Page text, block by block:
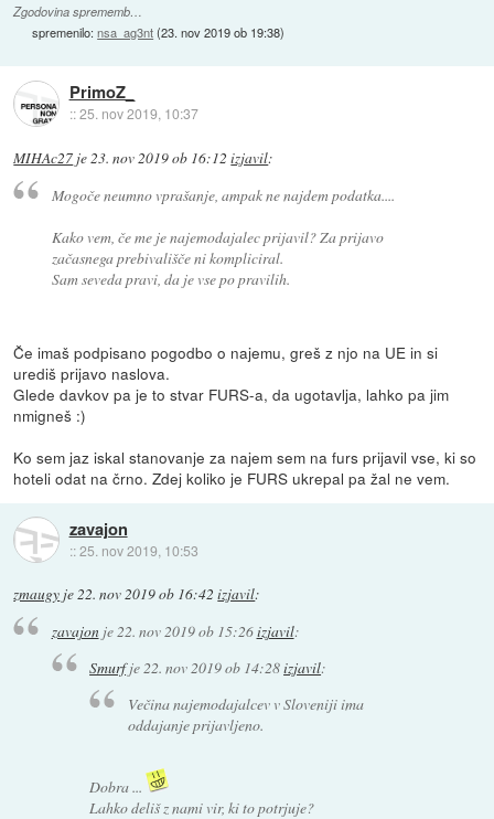
Zgodovina sprememb…
spremenilo:nsa_ag3nt(23. nov 2019 ob 19:38)
PrimoZ_
::25. nov 2019, 10:37
MIHAc27 je23. nov 2019 ob 16:12 izjavil:
Mogoče neumno vprašanje, ampak ne najdem podatka....
Kako vem, če me je najemodajalec prijavil? Za prijavo
začasnega prebivališče ni kompliciral.
Sam seveda pravi, da je vse po pravilih.
Če imaš podpisano pogodbo o najemu, greš z njo na UE in si
urediš prijavo naslova.
Glede davkov pa je to stvar FURS-a, da ugotavlja, lahko pa jim
nmigneš :)
Ko sem jaz iskal stanovanje za najem sem na furs prijavil vse, ki so
hoteli odat na črno. Zdej koliko je FURS ukrepal pa žal ne vem.
zavajon
::25. nov 2019, 10:53
zmaugy je22. nov 2019 ob 16:42 izjavil:
zavajonje22. nov 2019 ob 15:26izjavil:
Smurfje 22. nov 2019 ob 14:28izjavil:
Večina najemodajalcev v Sloveniji ima
oddajanje prijavljeno.
Dobra ...
Lahko deliš z nami vir, ki to potrjuje?